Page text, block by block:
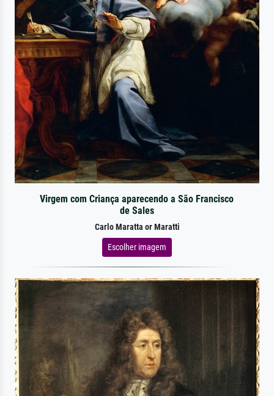
Virgem com Criança aparecendo a São Francisco
de Sales
Carlo Maratta or Maratti
Escolher imagem